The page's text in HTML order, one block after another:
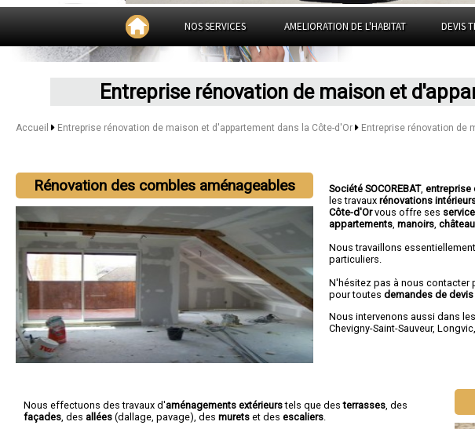
NOS SERVICES AMELIORATION DE L'HABITAT DEVIS
Entreprise rénovation de maison et
Accueil Entreprise rénovation de maison et d'appartement dans la Côte-d'Or Entreprise rénovation de
Rénovation des combles aménageables Société SOCOREBAT,entreprise
les travauxrénovations
Côte-d'Orvous offre ses
appartements ,manoirs ,
Nous travaillons
particuliers.
N'hésitez pas à nous
pour toutesdemandes de
Nous intervenons aussi dans
Chevigny-Saint-Sauveur,Longvic
Nous effectuons des travaux d'aménagements extérieurstels que desterrasses , des
façades , des allées (dallage, pavage), des murets et des escaliers